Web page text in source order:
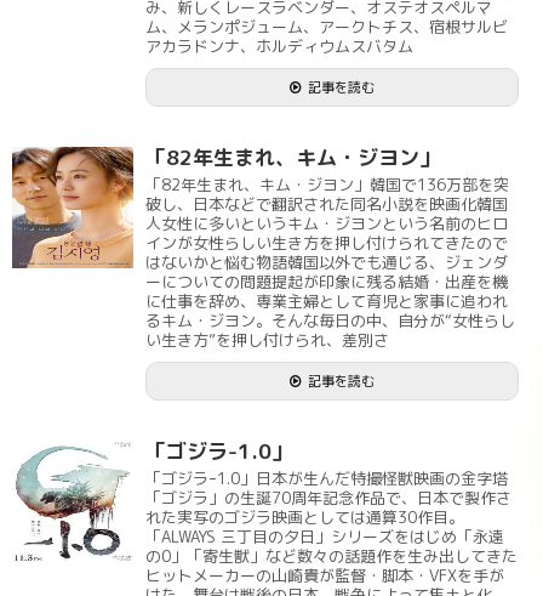
み、新しくレースラベンダー、オステオスペルマ
ム、メランポジューム、アークトチス、宿根サルビ
アカラドンナ、ホルディウムスバタム
記事を読む
「82年生まれ、キム・ジヨン」
「82年生まれ、キム・ジヨン」韓国で136万部を突
破し、日本などで翻訳された同名小説を映画化韓国
人女性に多いというキム・ジヨンという名前のヒロ
インが女性らしい生き方を押し付けられてきたので
はないかと悩む物語韓国以外でも通じる、ジェンダ
ーについての問題提起が印象に残る結婚・出産を機
に仕事を辞め、専業主婦として育児と家事に追われ
るキム・ジヨン。そんな毎日の中、自分が“女性らし
い生き方”を押し付けられ、差別さ
記事を読む
「ゴジラ-1.0」
「ゴジラｰ1.0」日本が生んだ特撮怪獣映画の金字塔
「ゴジラ」の生誕70周年記念作品で、日本で製作さ
れた実写のゴジラ映画としては通算30作目。
「ALWAYS 三丁目の夕日」シリーズをはじめ「永遠
の0」「寄生獣」など数々の話題作を生み出してきた
ヒットメーカーの山崎貴が監督・脚本・VFXを手が